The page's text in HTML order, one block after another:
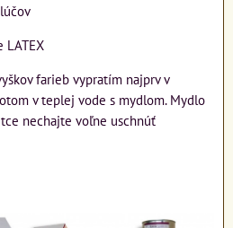
LATEX
farieb vypratím najprv v
v teplej vode s mydlom. Mydlo
nechajte voľne uschnúť